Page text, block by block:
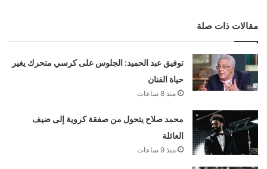
مقالات ذات صلة
توفيق عبد الحميد: الجلوس على كرسي متحرك يغير
حياة الفنان
منذ 8 ساعات
محمد صلاح يتحول من صفقة كروية إلى ضيف
العائلة
منذ 9 ساعات